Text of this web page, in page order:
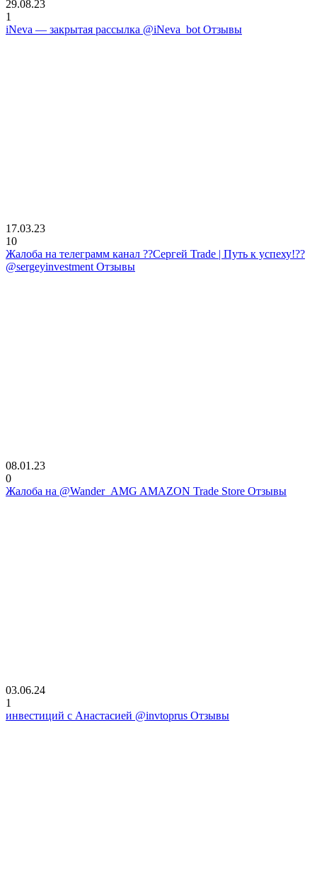
29.08.23
1
iNeva — закрытая рассылка @iNeva_bot Отзывы
17.03.23
10
Жалоба на телеграмм канал ??Сергей Trade | Путь к успеху!??
@sergeyinvestment Отзывы
08.01.23
0
Жалоба на @Wander_AMG AMAZON Trade Store Отзывы
03.06.24
1
инвестиций с Анастасией @invtoprus Отзывы